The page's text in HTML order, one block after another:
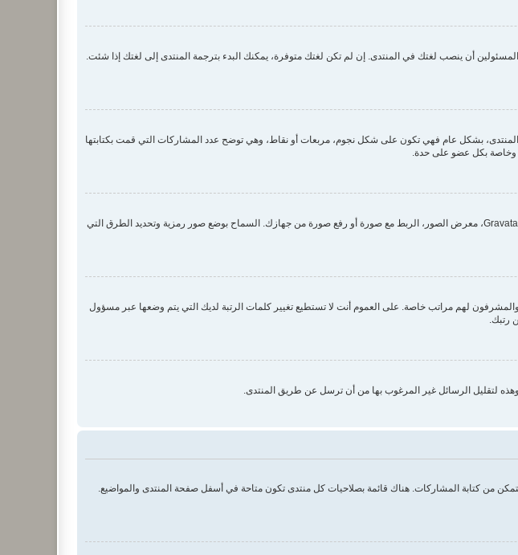
أن ينصب لغتك في المنتدى. إن لم تكن لغتك متوفرة، يمكنك البدء بترجمة المنتدى إلى لغتك إذا شئت.
بشكل عام فهي تكون على شكل نجوم، مربعات أو نقاط، وهي توضح عدد المشاركات التي قمت بكتابتها
وخاصة بكل عضو على حدة.
من خلال لوحة التحكم الخاصة بك، تحت بند "الملف الشخصي" يمكنك وضع صورة رمزية لك عن طريق واحدة من أربع طرق: Gravatar، معرض الصور، الربط مع صورة أو رفع صورة من جهازك. السماح بوضع صور رمزية وتحديد الطرق التي
لهم مراتب خاصة. على العموم أنت لا تستطيع تغيير كلمات الرتبة لديك التي يتم وضعها عبر مسؤول
رتبك.
لتقليل الرسائل غير المرغوب بها من أن ترسل عن طريق المنتدى.
من كتابة المشاركات. هناك قائمة بصلاحيات كل منتدى تكون متاحة في أسفل صفحة المنتدى والمواضيع.